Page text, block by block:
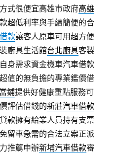
式很便宜高雄市政府高雄
超低利率與手續簡便的合
款讓客人原車可用超方便
廚具生活館台北廚具客製
身需求資金機車汽車借款
值的無負擔的專業鑑價借
鋪提供好健康重點服務可
評估借錢的新莊汽車借款
款擁有給業人員持有支票
免留車急需的合法立案正派
推薦申辦新埔汽車借款審